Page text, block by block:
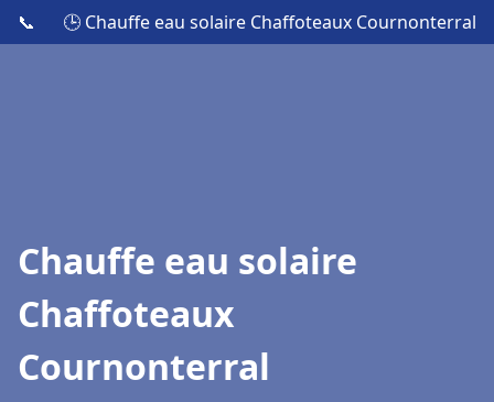
📞 🕒 Chauffe eau solaire Chaffoteaux Cournonterral
Chauffe eau solaire
Chaffoteaux
Cournonterral